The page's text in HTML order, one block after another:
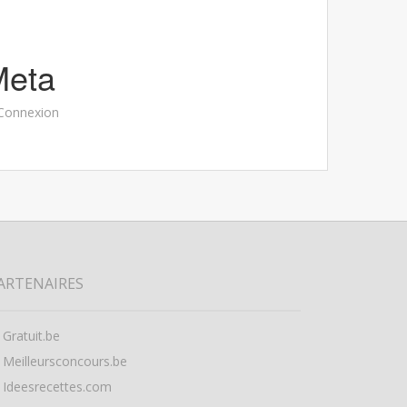
Gratuit.be
Meilleursconcours.be
Ideesrecettes.com